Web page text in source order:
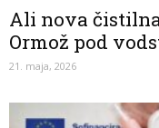
Ali nova
Ormož pod
21. maja, 2026